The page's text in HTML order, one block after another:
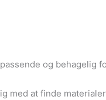
og behagelig
med at finde